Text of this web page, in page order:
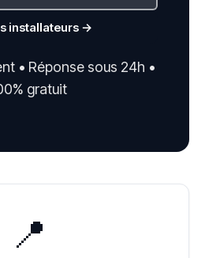
installateurs →
• Réponse sous 24h •
gratuit
📍